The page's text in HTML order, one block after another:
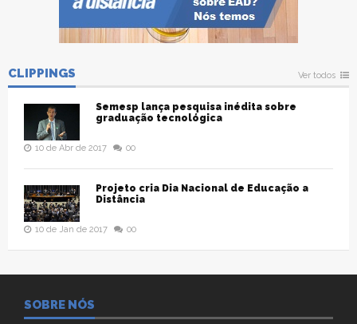
CLIPPINGS Ver todos
Semesp lança pesquisa inédita sobre
graduação tecnológica
10 de Abr de 2017 00
Projeto cria Dia Nacional de Educação a
Distância
10 de Jan de 2017 00
SOBRE NÓS